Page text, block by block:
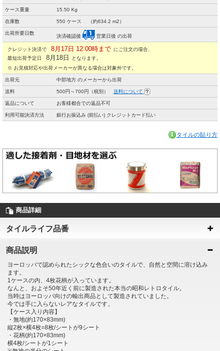
ケース重量 15.50 Kg
在庫数 550 ケース （約634.2 m2）
出荷所要日数
決済確認後 営業日後 の出荷
クレジット決済で 8月17日 12:00時まで にご注文の場合、
最短出荷予定日
8月18日
となります。
※ お見積対応や出荷メーカーが異なる場合は対象外です。
出荷元 中部地方 のメーカーから出荷
送料 500円～700円（税別） 送料について
返品について お客様都合での返品不可
利用可能決済方法 銀行お振込み (前払い) クレジットカード払い
タイルの貼り方
商品詳細
タイルライフ品番
商品説明
ヨーロッパで認められたシックな色合いのタイルで、自然と空間に溶け込み
ます。
1ケースの内、4枚花柄が入っています。
なんと、およそ50年近く前に製造された本当の昭和レトロタイル。
当時はヨーロッパ向けの輸出商品として製造されていました。
今では手に入らないレアなタイルです。
【ケース入り内容】
・無地(約170×83mm)
縦2枚×横4枚=8枚/シートが9シート
・花柄(約170×83mm)
横4枚/シートが1シート